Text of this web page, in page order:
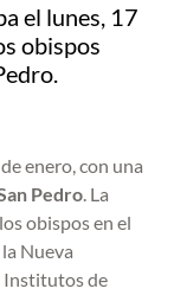
el lunes, 17
obispos
enero, con una
Pedro. La
obispos en el
Nueva
Institutos de